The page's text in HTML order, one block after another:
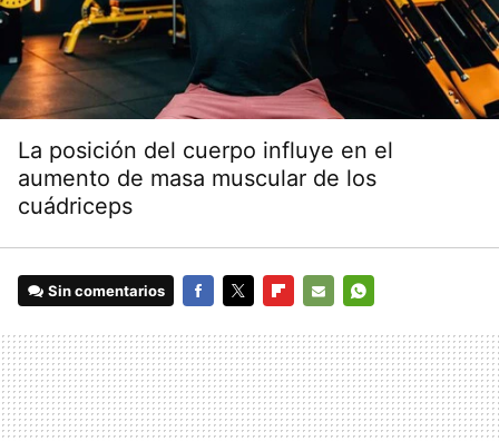
La posición del cuerpo influye en el
aumento de masa muscular de los
cuádriceps
Sin comentarios
MAIL